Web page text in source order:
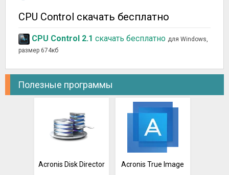
CPU Control скачать бесплатно
CPU Control 2.1 скачать бесплатно для Windows,
размер 674кб
Полезные программы
Acronis Disk Director Acronis True Image